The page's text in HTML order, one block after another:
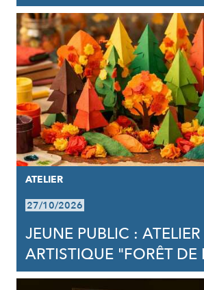
ATELIER
27/10/2026
JEUNE PUBLIC : ATELIER
ARTISTIQUE "FORÊT DE